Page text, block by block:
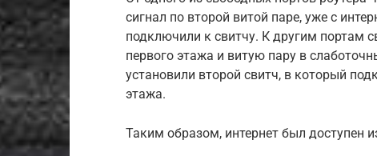
сигнал по второй витой паре, уже с
подключили к свитчу. К другим портам
первого этажа и витую пару в
установили второй свитч, в который
этажа.
Таким образом, интернет был доступен